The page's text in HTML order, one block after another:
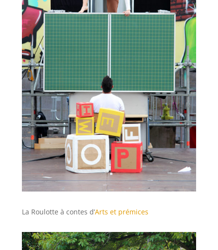
La Roulotte à contes d’Arts et prémices